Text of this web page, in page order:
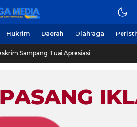
Harian Online
Hukrim Daerah Olahraga
Sampang Tuai Apresiasi